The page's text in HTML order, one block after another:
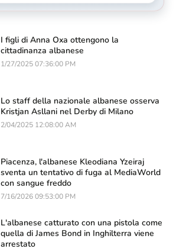
I figli di Anna Oxa ottengono la
cittadinanza albanese
1/27/2025 07:36:00 PM
Lo staff della nazionale albanese osserva
Kristjan Asllani nel Derby di Milano
2/04/2025 12:08:00 AM
Piacenza, l'albanese Kleodiana Yzeiraj
sventa un tentativo di fuga al MediaWorld
con sangue freddo
7/16/2026 09:53:00 PM
L'albanese catturato con una pistola come
quella di James Bond in Inghilterra viene
arrestato